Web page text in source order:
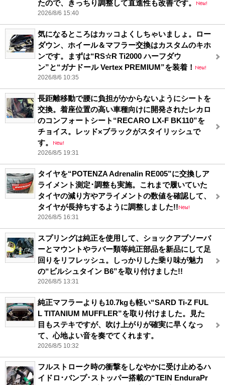
たので、きっちり調整して直進性も改善です。
2026/8/6 15:40
気になるところはカッコよくしちゃいましょ。ロー
ダウン、ホイール＆マフラー交換はカスタムのキホ
ンです。まずは“RS☆R Ti2000 ハーフダウ
ン”と“ガナドール Vertex PREMIUM”を装着！
2026/8/6 10:35
長距離移動で腰に負担がかからないようにシートを
交換。着座位置の高い車種向けに開発されたレカロ
のコンフォートシート“RECARO LX-F BK110”を
チョイス。レッド×ブラックがスタイリッシュで
す。
2026/8/5 19:31
タイヤを“POTENZA Adrenalin RE005”に交換しア
ライメント測定･調整も実施。これまで履いていた
タイヤの減り方やアライメントの数値を確認して、
タイヤが長持ちするように調整しました!!
2026/8/5 16:31
スプリングは純正を使用して、ショックアブソーバ
ーとマウントやラバー類等純正部品を新品にして足
回りをリフレッシュ。しっかりした乗り味が魅力
の“ビルシュタイン B6”を取り付けました!!
2026/8/5 13:31
純正マフラーよりも10.7kgも軽い“SARD Ti-Z FUL
L TITANIUM MUFFLER”を取り付けました。見た
目もステキですが、吹け上がりが確実に早くなっ
て、心地よい音を奏でてくれます。
2026/8/5 10:32
フルストローク時の衝撃をしなやかに受け止めるハ
イドロ･バンプ･ストッパー搭載の“TEIN EnduraPr